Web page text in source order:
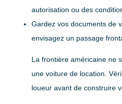
autorisation ou des
Gardez vos documents de
envisagez un passage
La frontière américaine ne
une voiture de location.
loueur avant de construire